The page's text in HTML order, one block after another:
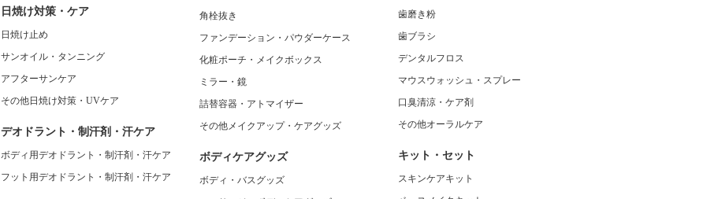
日焼け対策・ケア
日焼け止め
サンオイル・タンニング
アフターサンケア
その他日焼け対策・UVケア
デオドラント・制汗剤・汗ケア
ボディ用デオドラント・制汗剤・汗ケア
フット用デオドラント・制汗剤・汗ケア
角栓抜き
ファンデーション・パウダーケース
化粧ポーチ・メイクボックス
ミラー・鏡
詰替容器・アトマイザー
その他メイクアップ・ケアグッズ
ボディケアグッズ
ボディ・バスグッズ
歯磨き粉
歯ブラシ
デンタルフロス
マウスウォッシュ・スプレー
口臭清涼・ケア剤
その他オーラルケア
キット・セット
スキンケアキット